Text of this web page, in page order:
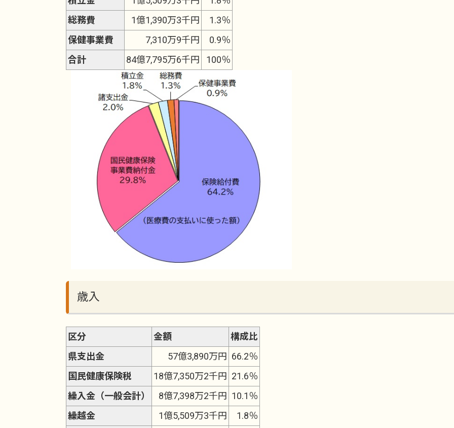
総務費
1億1,390万3千円
1.3％
保健事業費
7,310万9千円
0.9％
合計
84億7,795万6千円 100％
歳入
区分 金額
構成比
県支出金
57億3,890万円 66.2％
国民健康保険税
18億7,350万2千円 21.6％
繰入金（一般会計）
8億7,398万2千円 10.1％
繰越金
1億5,509万3千円
1.8％